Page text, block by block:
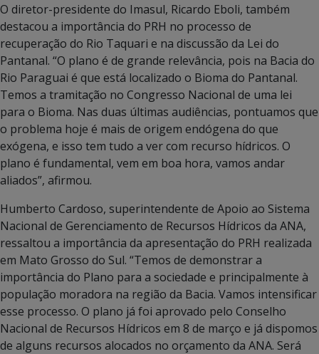
O diretor-presidente do Imasul, Ricardo Eboli, também
destacou a importância do PRH no processo de
recuperação do Rio Taquari e na discussão da Lei do
Pantanal. “O plano é de grande relevância, pois na Bacia do
Rio Paraguai é que está localizado o Bioma do Pantanal.
Temos a tramitação no Congresso Nacional de uma lei
para o Bioma. Nas duas últimas audiências, pontuamos que
o problema hoje é mais de origem endógena do que
exógena, e isso tem tudo a ver com recurso hídricos. O
plano é fundamental, vem em boa hora, vamos andar
aliados”, afirmou.
Humberto Cardoso, superintendente de Apoio ao Sistema
Nacional de Gerenciamento de Recursos Hídricos da ANA,
ressaltou a importância da apresentação do PRH realizada
em Mato Grosso do Sul. “Temos de demonstrar a
importância do Plano para a sociedade e principalmente à
população moradora na região da Bacia. Vamos intensificar
esse processo. O plano já foi aprovado pelo Conselho
Nacional de Recursos Hídricos em 8 de março e já dispomos
de alguns recursos alocados no orçamento da ANA. Será